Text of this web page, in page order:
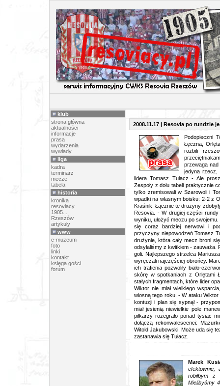
klub
strona główna
aktualności
informacje
prasa
wydarzenia
wywiady
liga
kadra
terminarz
mecze
tabela
historia
kronika
resoviacy
1905...
Rzeszów
artykuły
www
e-muzeum
foto
linki
kontakt
księga gości
forum
2008.11.17 | Resovia po rundzie
Podopieczni
Łęczna,
rozbili
przewaga
jedyna rzecz,
lidera Tomasz Tułacz - Ale
Zespoły z dołu tabeli praktycznie
tylko zremisowali w Szarowoli i
wpadki na własnym boisku: 2-2 z
Kraśnik. Łącznie te drużyny
Resovia. - W drugiej części
wyniku, ułożyć meczu po
się coraz bardziej nerwowi i
przyczyny niepowodzeń Tomasz
drużynie, która cały mecz broni
odsyłaliśmy z kwitkiem - zauważa.
goli. Najlepszego strzelca
wyręczali najczęściej obrońcy.
ich trafienia pozwoliły biało-
skórę w spotkaniach z Orlętami
stałych fragmentach, które lider
Wiktor nie miał wielkiego
wiosną tego roku. - W ataku Wiktor
kontuzji i plan się sypnął -
miał jesienią niewielkie pole
piłkarzy rozegrało ponad tysiąc
dołączą rekonwalescenci:
Witold Jakubowski. Może uda się
zastanawia się Tułacz.
Marek
robiłbym z
Mielibyśmy